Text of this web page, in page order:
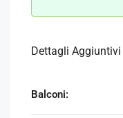
Dettagli Aggiuntivi
Balconi: